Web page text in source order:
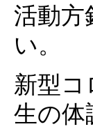
活動方
い。
新型
生の体